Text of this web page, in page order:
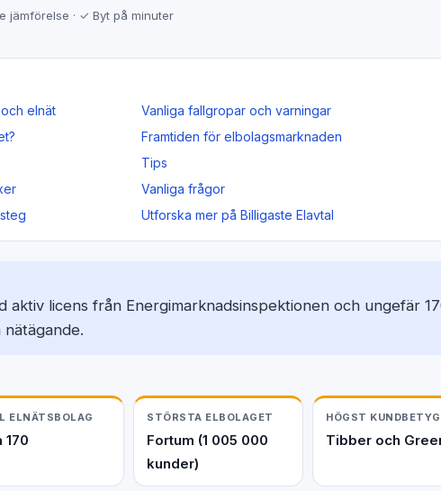
jämförelse · ✓ Byt på minuter
elnät
Vanliga fallgropar och varningar
Framtiden för elbolagsmarknaden
Tips
Vanliga frågor
Utforska mer på Billigaste Elavtal
aktiv licens från Energimarknadsinspektionen och ungefär
ELNÄTSBOLAG
170
STÖRSTA ELBOLAGET
Fortum (1 005 000
kunder)
HÖGST KUNDBETYG
Tibber och